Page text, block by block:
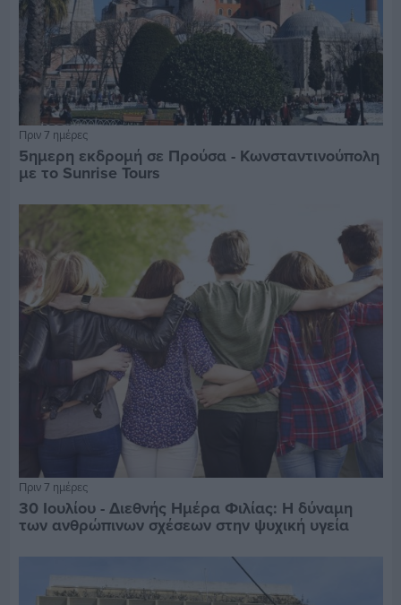
Πριν 7 ημέρες
5ημερη εκδρομή σε Προύσα - Κωνσταντινούπολη
με το Sunrise Tours
Πριν 7 ημέρες
30 Ιουλίου - Διεθνής Ημέρα Φιλίας: Η δύναμη
των ανθρώπινων σχέσεων στην ψυχική υγεία